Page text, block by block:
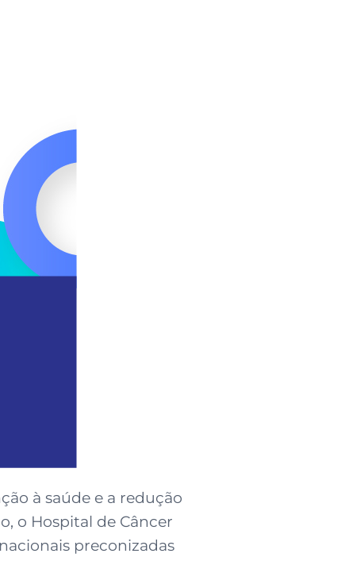
à saúde e a redução
o Hospital de Câncer
preconizadas